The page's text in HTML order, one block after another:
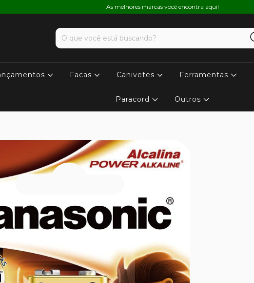
As melhores marcas você encontra aqui!
Facas Canivetes Ferramentas
Paracord Outros